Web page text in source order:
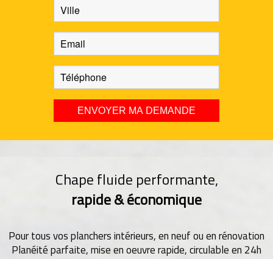
Chape fluide performante,
rapide & économique
Pour tous vos planchers intérieurs, en neuf ou en rénovation
Planéité parfaite, mise en oeuvre rapide, circulable en 24h